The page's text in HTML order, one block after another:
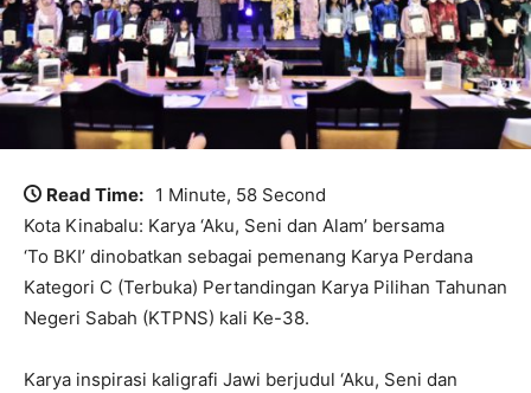
Read Time: 1 Minute, 58 Second
Kota Kinabalu: Karya ‘Aku, Seni dan Alam’ bersama
‘To BKI’ dinobatkan sebagai pemenang Karya Perdana
Kategori C (Terbuka) Pertandingan Karya Pilihan Tahunan
Negeri Sabah (KTPNS) kali Ke-38.
Karya inspirasi kaligrafi Jawi berjudul ‘Aku, Seni dan